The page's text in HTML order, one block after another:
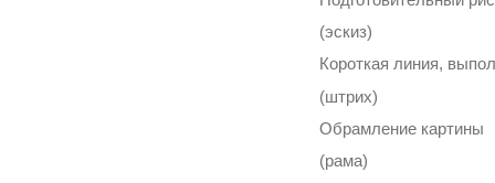
(эскиз)
Короткая линия,
(штрих)
Обрамление
(рама)